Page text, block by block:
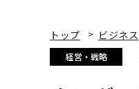
トップ ビジネス
経営・戦略